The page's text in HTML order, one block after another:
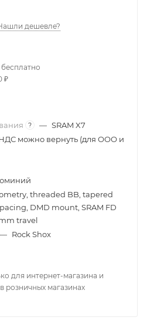
дешевле?
₽
? — SRAM X7
можно вернуть (для ООО и
threaded BB, tapered
DMD mount, SRAM FD
travel
— Rock Shox
для интернет-магазина и
розничных магазинах